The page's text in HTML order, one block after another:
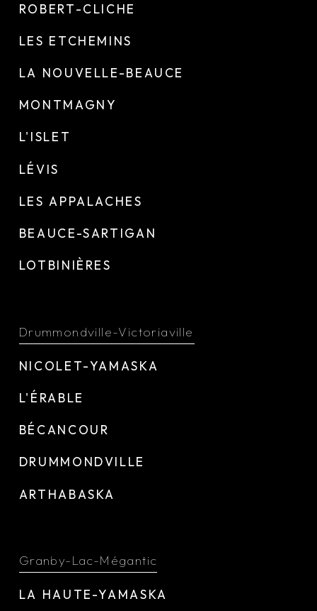
ROBERT-CLICHE
LES ETCHEMINS
LA NOUVELLE-BEAUCE
MONTMAGNY
L'ISLET
LÉVIS
LES APPALACHES
BEAUCE-SARTIGAN
LOTBINIÈRES
Drummondville-Victoriaville
NICOLET-YAMASKA
L'ÉRABLE
BÉCANCOUR
DRUMMONDVILLE
ARTHABASKA
Granby-Lac-Mégantic
LA HAUTE-YAMASKA